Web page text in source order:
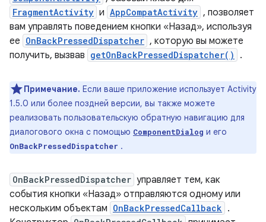
FragmentActivity и AppCompatActivity , позволяет
вам управлять поведением кнопки «Назад», используя
ее OnBackPressedDispatcher , которую вы можете
получить, вызвав getOnBackPressedDispatcher() .
Примечание. Если ваше приложение использует Activity
1.5.0 или более поздней версии, вы также можете
реализовать пользовательскую обратную навигацию для
диалогового окна с помощью ComponentDialog и его
OnBackPressedDispatcher .
OnBackPressedDispatcher управляет тем, как
события кнопки «Назад» отправляются одному или
нескольким объектам OnBackPressedCallback .